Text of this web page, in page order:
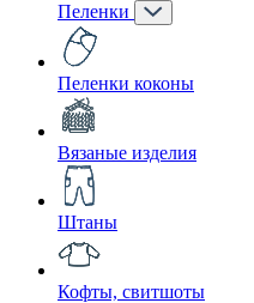
Пеленки
Пеленки коконы
Вязаные изделия
Штаны
Кофты, свитшоты